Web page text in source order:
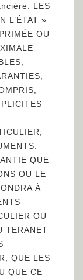
LES
L’ÉTAT »
OU
QUE
OU LE
À
OU
TERANET
QUE LES
QUE CE